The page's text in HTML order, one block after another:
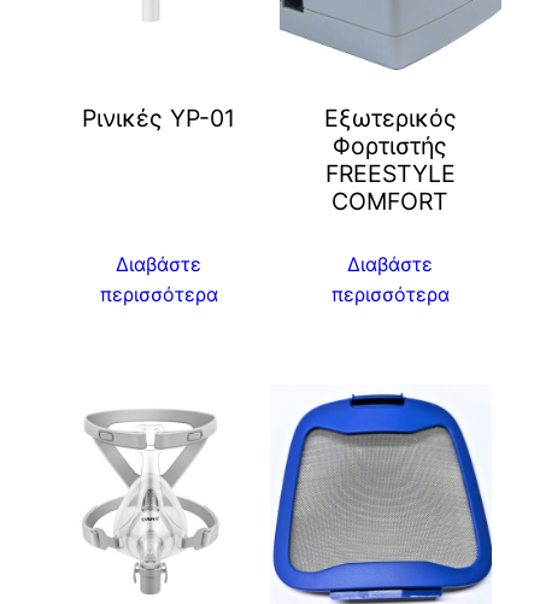
Ρινικές YP-01
Διαβάστε
περισσότερα
Εξωτερικός
Φορτιστής
FREESTYLE
COMFORT
Διαβάστε
περισσότερα